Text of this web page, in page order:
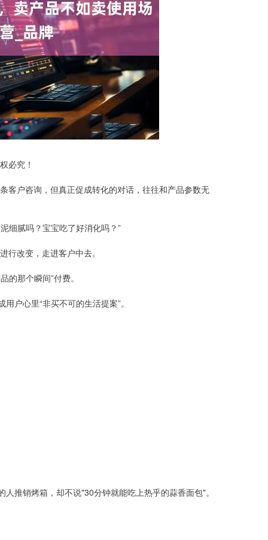
必究！
客户咨询，但真正促成转化的对话，往往和产品参数无
细腻吗？宝宝吃了好消化吗？”
行改变，走进客户中去。
的那个瞬间”付费。
户心里“非买不可的生活提案”。
推销烤箱，却不说"30分钟就能吃上热乎的蒜香面包"。